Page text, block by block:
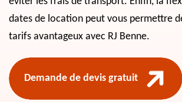
dates de location peut vous permettre
tarifs avantageux avec RJ Benne.
Demande de devis gratuit